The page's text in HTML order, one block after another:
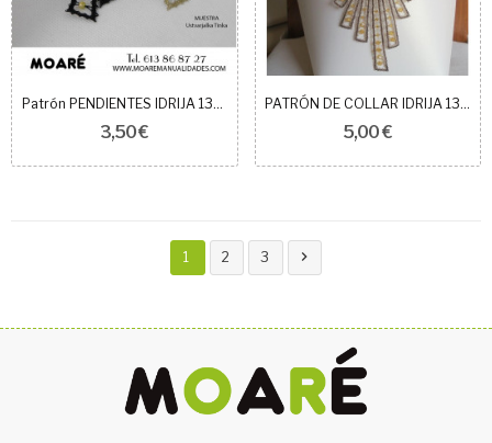
Patrón PENDIENTES IDRIJA 139503 Pendientes -...
3,50 €
PATRÓN DE COLLAR IDRIJA 139501
5,00 €
1 2 3 